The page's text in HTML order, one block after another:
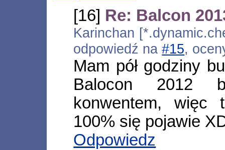
[16] Re: Balcon
Karinchan
odpowiedź na#15,
Mam pół godziny
Balocon 2012
konwentem, więc
100% się pojawie
Odpowiedz